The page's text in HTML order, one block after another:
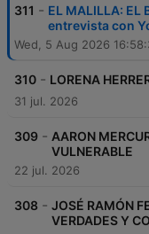
311 - EL MALILLA: EL
entrevista con
Wed, 5 Aug 2026
310 - LORENA
31 jul. 2026
309 - AARON
VULNERABLE
22 jul. 2026
308 - JOSÉ RAMÓN
VERDADES Y